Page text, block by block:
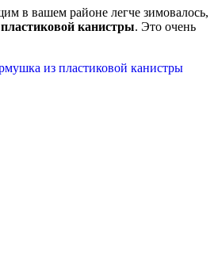
в вашем районе легче зимовалось,
канистры. Это очень